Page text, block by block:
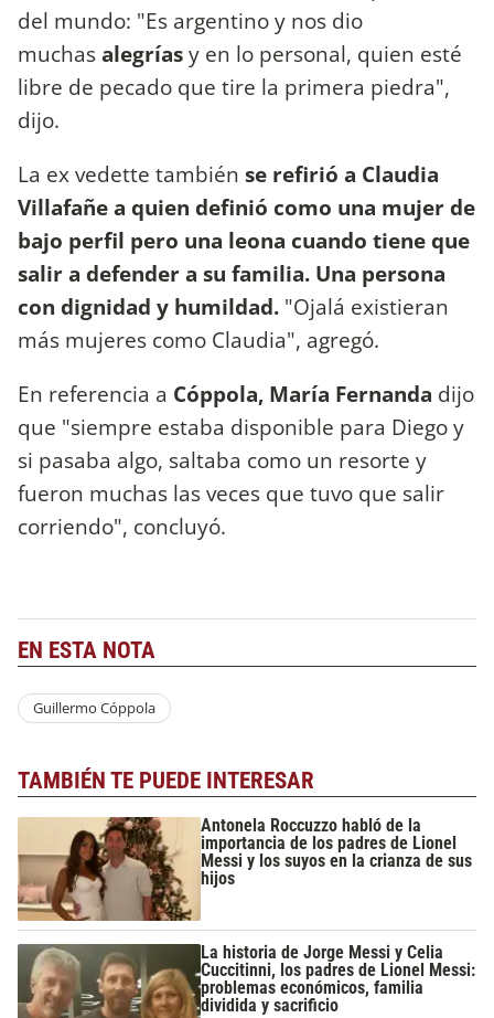
del mundo: "Es argentino y nos dio
muchasalegríasy en lo personal, quien esté
libre de pecado que tire la primera piedra",
dijo.
La ex vedette también se refirió a Claudia
Villafañe a quien definió como una mujer de
bajo perfil pero una leona cuando tiene que
salir a defender a su familia. Una persona
con dignidad y humildad. "Ojalá existieran
más mujeres como Claudia", agregó.
En referencia a Cóppola, María Fernanda dijo
que "siempre estaba disponible para Diego y
si pasaba algo, saltaba como un resorte y
fueron muchas las veces que tuvo que salir
corriendo", concluyó.
EN ESTA NOTA
Guillermo Cóppola
TAMBIÉN TE PUEDE INTERESAR
Antonela Roccuzzo habló de la
importancia de los padres de Lionel
Messi y los suyos en la crianza de sus
hijos
La historia de Jorge Messi y Celia
Cuccitinni, los padres de Lionel Messi:
problemas económicos, familia
dividida y sacrificio